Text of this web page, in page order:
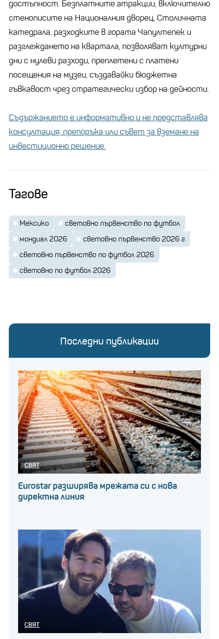
достъпност. Безплатните атракции, включително
стенописите на Националния дворец, Столичната
катедрала, разходките в гората Чапултепек и
разглеждането на квартала, позволяват културни
дни с нулеви разходи, преплетени с платени
посещения на музеи, създавайки бюджетна
гъвкавост чрез стратегически избор на дейности.
Съдържанието е информативно и не представлява
консултация, препоръка или съвет за вземане на
инвестиционно решение.
Тагове
Мексико
световно първенство по футбол
мондиал 2026
световно първенство 2026 г
световно първенство по футбол 2026
световно по футбол 2026
Последни публикации
СВЯТ
Eurostar разширява мрежата си с нова
директна линия
СВЯТ